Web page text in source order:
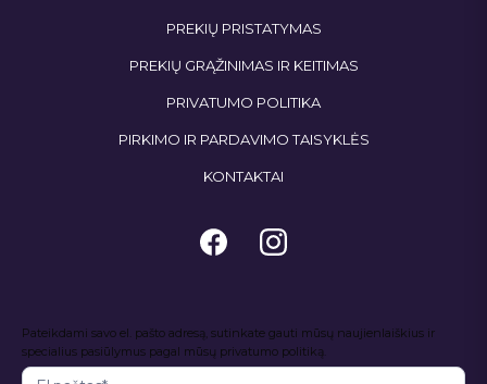
PREKIŲ PRISTATYMAS
PREKIŲ GRĄŽINIMAS IR KEITIMAS
PRIVATUMO POLITIKA
PIRKIMO IR PARDAVIMO TAISYKLĖS
KONTAKTAI
Naujienlaiškis
Pateikdami savo el. pašto adresą, sutinkate gauti mūsų naujienlaiškius ir
specialius pasiūlymus pagal mūsų privatumo politiką.
I
f